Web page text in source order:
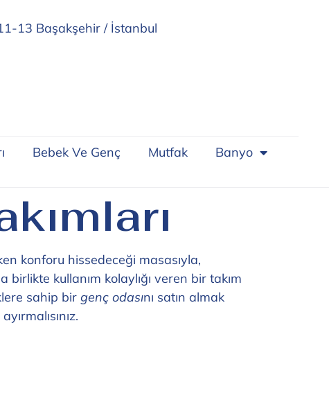
13 Başakşehir / İstanbul
Bebek Ve Genç Mutfak Banyo
konforu hissedeceği masasıyla,
kullanım kolaylığı veren bir takım
sahip bir genç odasını satın almak